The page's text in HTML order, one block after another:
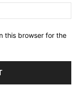
this browser for the